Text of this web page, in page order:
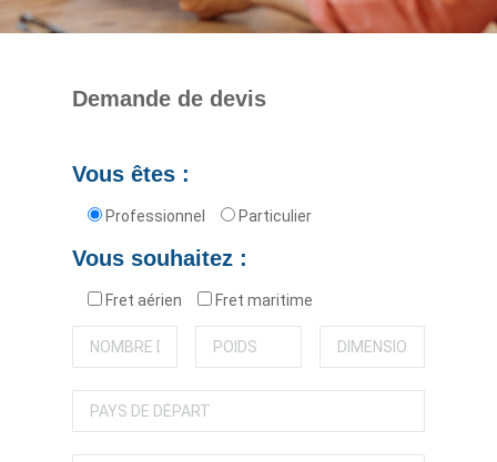
Demande de devis
Vous êtes :
Professionnel Particulier
Vous souhaitez :
Fret aérien Fret maritime